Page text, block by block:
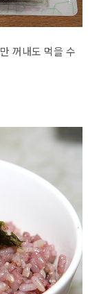
꺼내도 먹을 수